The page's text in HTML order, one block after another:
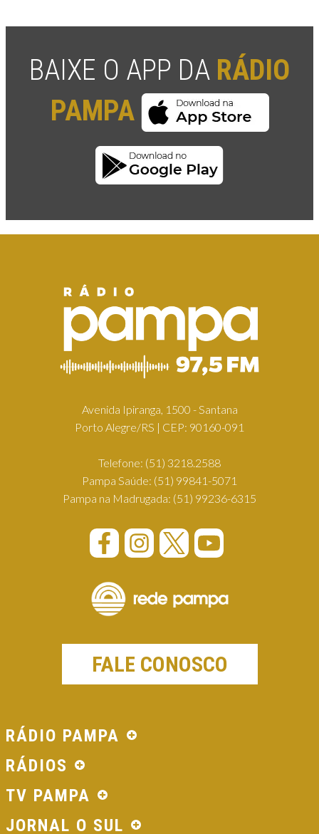
BAIXE O APP DA RÁDIO
PAMPA
Avenida Ipiranga, 1500 - Santana
Porto Alegre/RS | CEP: 90160-091
Telefone: (51) 3218.2588
Pampa Saúde: (51) 99841-5071
Pampa na Madrugada: (51) 99236-6315
FALE CONOSCO
RÁDIO PAMPA
RÁDIOS
TV PAMPA
JORNAL O SUL